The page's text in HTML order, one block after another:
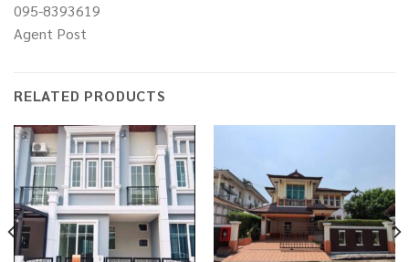
095-8393619
Agent Post
RELATED PRODUCTS